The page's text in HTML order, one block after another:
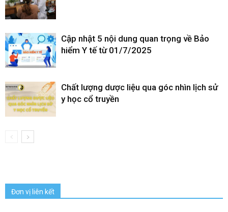
Cập nhật 5 nội dung quan trọng về Bảo
hiểm Y tế từ 01/7/2025
Chất lượng dược liệu qua góc nhìn lịch sử
y học cổ truyền
Đơn vị liên kết